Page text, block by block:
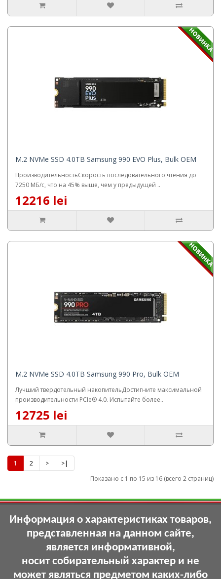
M.2 NVMe SSD 4.0TB Samsung 990 EVO Plus, Bulk OEM
ПроизводительностьСкорость последовательного чтения до
7250 МБ/с, что на 45% выше, чем у предыдущей ..
12216 lei
M.2 NVMe SSD 4.0TB Samsung 990 Pro, Bulk OEM
Лучший твердотельный накопительДостигните максимальной
производительности PCIe® 4.0. Испытайте более..
12725 lei
1 2 >
>|
Показано с 1 по 15 из 16 (всего 2 страниц)
Информация о характеристиках товаров,
представленная на данном сайте,
является информативной,
носит собирательный характер и не
может являться предметом каких-либо